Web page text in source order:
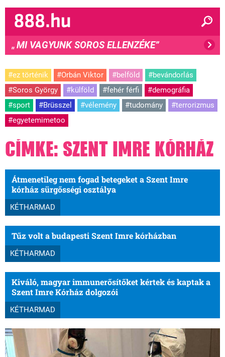
" MI VAGYUNK SOROS ELLENZÉKE”
#ez történik #Orbán Viktor #belföld
#bevándorlás
#Soros György
#külföld #fehér férfi
#demográfia
#sport
#Brüsszel #vélemény #tudomány
#terrorizmus
#egyetemimetoo
CÍMKE: SZENT IMRE KÓRHÁZ
Átmenetileg nem fogad betegeket a Szent Imre
kórház sürgősségi osztálya
KÉTHARMAD
Tűz volt a budapesti Szent Imre kórházban
KÉTHARMAD
Kiváló, magyar immunerősítőket kértek és kaptak a
Szent Imre Kórház dolgozói
KÉTHARMAD